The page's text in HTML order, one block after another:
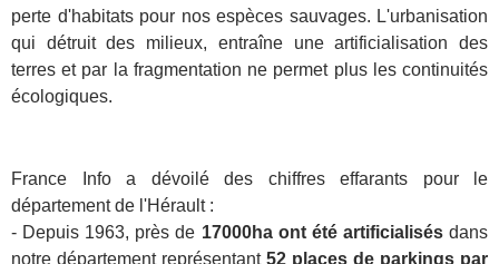
perte d'habitats pour nos espèces sauvages. L'urbanisation
qui détruit des milieux, entraîne une artificialisation des
terres et par la fragmentation ne permet plus les continuités
écologiques.
France Info a dévoilé des chiffres effarants pour le
département de l'Hérault :
- Depuis 1963, près de 17000ha ont été artificialisésdans
notre département représentant 52 places de parkings par